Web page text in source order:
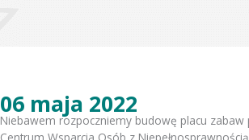
06 maja 2022
Niebawem rozpoczniemy budowę placu zabaw